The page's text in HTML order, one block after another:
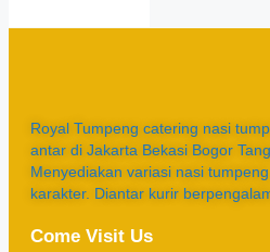
Royal Tumpeng catering nasi
antar di Jakarta Bekasi Bogor
Menyediakan variasi nasi
karakter. Diantar kurir
Come Visit Us